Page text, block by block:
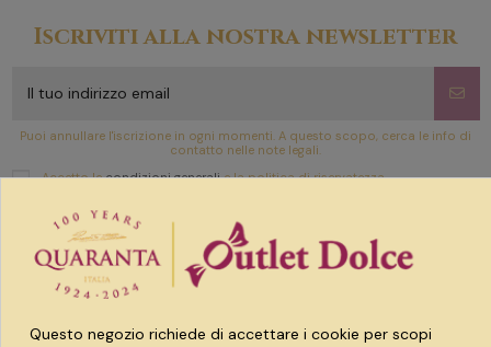
Iscriviti alla nostra newsletter
Puoi annullare l'iscrizione in ogni momenti. A questo scopo, cerca le info di
contatto nelle note legali.
Accetto lecondizioni generalie la politica di riservatezza
Link utili
Prodotti
Questo negozio richiede di accettare i cookie per scopi